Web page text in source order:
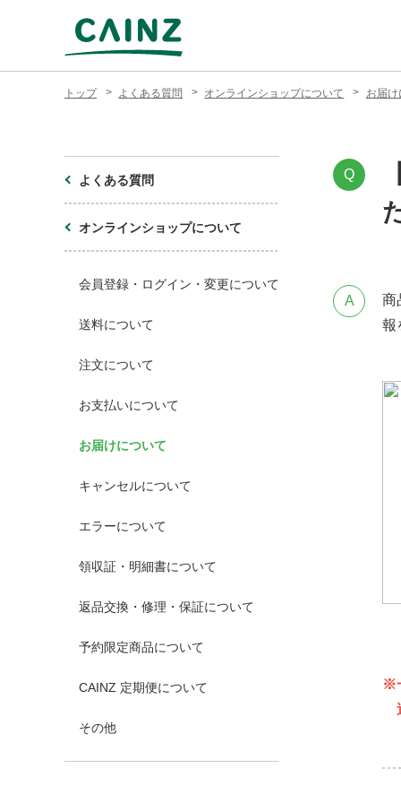
トップ よくある質問 オンラインショップについて お届
Q
A
商
報
※
よくある質問
オンラインショップについて
会員登録・ログイン・変更について
送料について
注文について
お支払いについて
お届けについて
キャンセルについて
エラーについて
領収証・明細書について
返品交換・修理・保証について
予約限定商品について
CAINZ 定期便について
その他